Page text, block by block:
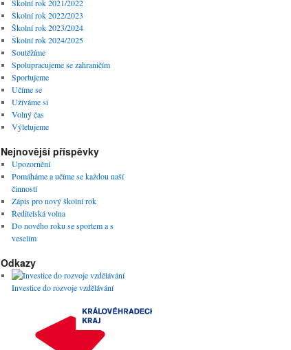
Školní rok 2021/2022
Školní rok 2022/2023
Školní rok 2023/2024
Školní rok 2024/2025
Soutěžíme
Spolupracujeme se zahraničím
Sportujeme
Učíme se
Užíváme si
Volný čas
Výletujeme
Nejnovější příspěvky
Upozornění
Pomáháme a učíme se každou naší
činností
Zápis pro nový školní rok
Ředitelská volna
Do nového roku se sportem a s
veselím
Odkazy
Investice do rozvoje vzdělávání